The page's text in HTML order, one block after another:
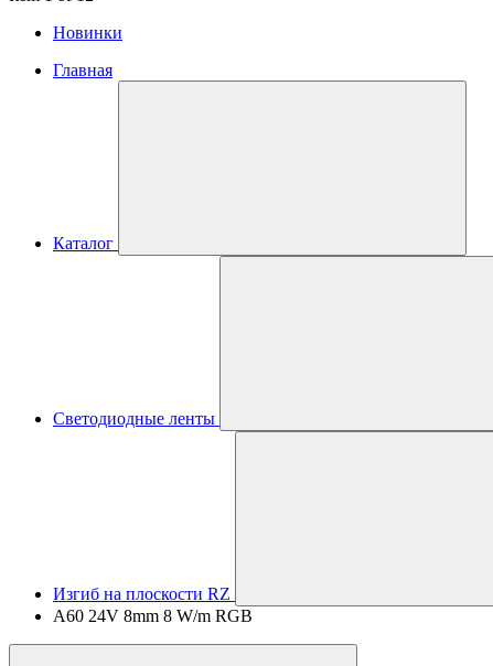
Новинки
Главная
Каталог
Светодиодные ленты
Изгиб на плоскости RZ
A60 24V 8mm 8 W/m RGB